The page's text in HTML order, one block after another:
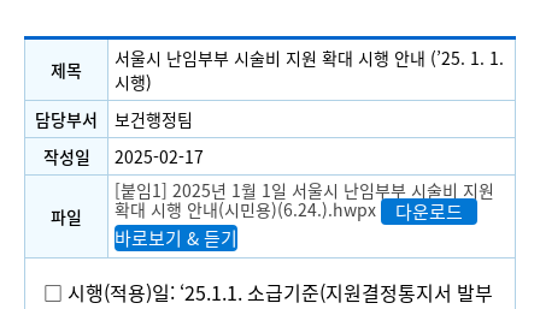
제목
서울시 난임부부 시술비 지원 확대 시행 안내 (’25. 1. 1.
시행)
담당부서
보건행정팀
작성일
2025-02-17
파일
[붙임1] 2025년 1월 1일 서울시 난임부부 시술비 지원
확대 시행 안내(시민용)(6.24.).hwpx
다운로드
바로보기 & 듣기
□ 시행(적용)일: ‘25.1.1.소급기준(지원결정통지서 발부